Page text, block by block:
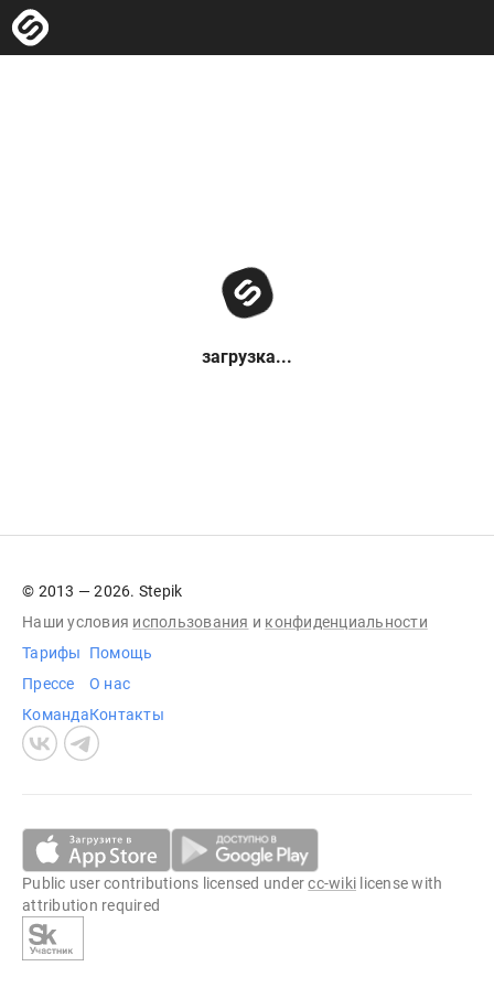
загрузка...
© 2013 — 2026. Stepik
Наши условия использования и конфиденциальности
Тарифы
Прессе
Команда
Помощь
О нас
Контакты
Public user contributions licensed undercc-wiki license with
attribution required